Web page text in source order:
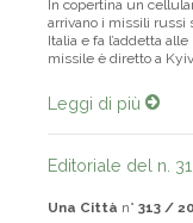
In copertina un
arrivano i missili russi
Italia e fa l’addetta
missile è diretto a
Leggi di più
Editoriale del n.
Una Città n° 313 /